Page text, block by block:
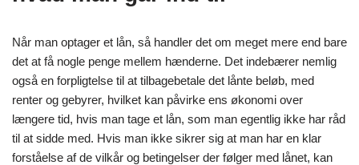
Når man optager et lån, så handler det om meget mere end bare
det at få nogle penge mellem hænderne. Det indebærer nemlig
også en forpligtelse til at tilbagebetale det lånte beløb, med
renter og gebyrer, hvilket kan påvirke ens økonomi over
længere tid, hvis man tage et lån, som man egentlig ikke har råd
til at sidde med. Hvis man ikke sikrer sig at man har en klar
forståelse af de vilkår og betingelser der følger med lånet, kan